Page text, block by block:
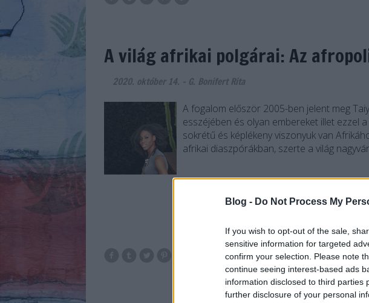
Blog - Do Not Process My
If you wish to opt-out of the sale,
sensitive information for targeted
confirm your selection. Please note
continue seeing interest-based ads
information disclosed to third parties
further disclosure of your personal
A világ afrikai polgárai: Az
2020. október 14. - G. Bonifert Rita
A fogalom először 2005-ben jelent meg
esszéjében és olyan embereket illet ezzel a
sokrétű és képlékeny viszonyuk van
afrikai diaszpórákban, szerte a világ